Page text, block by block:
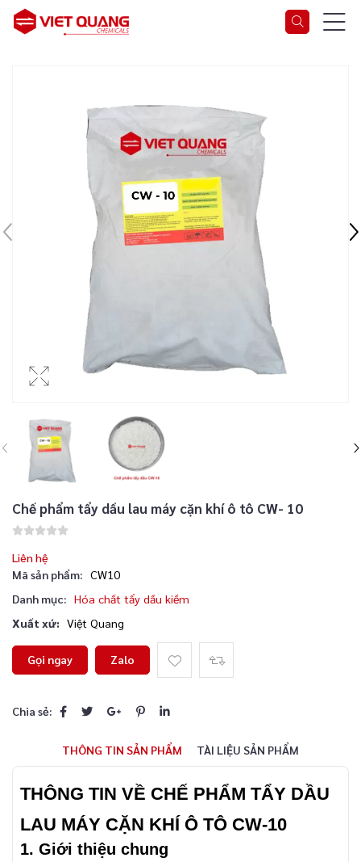
Chế phẩm tẩy dầu lau máy cặn khí ô tô CW- 10
Liên hệ
Mã sản phẩm: CW10
Danh mục: Hóa chất tẩy dầu kiềm
Xuất xứ: Việt Quang
Gọi ngay Zalo
Chia sẻ:
THÔNG TIN SẢN PHẨM TÀI LIỆU SẢN PHẨM
THÔNG TIN VỀ CHẾ PHẨM TẨY DẦU
LAU MÁY CẶN KHÍ Ô TÔ CW-10
1. Giới thiệu chung